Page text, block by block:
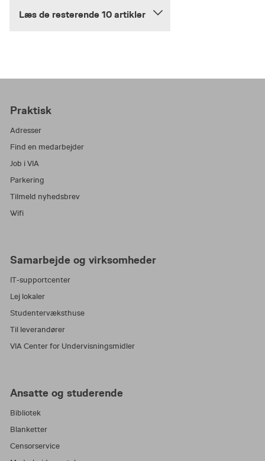
Læs de resterende 10 artikler
Praktisk
Adresser
Find en medarbejder
Job i VIA
Parkering
Tilmeld nyhedsbrev
Wifi
Samarbejde og virksomheder
IT-supportcenter
Lej lokaler
Studentervæksthuse
Til leverandører
VIA Center for Undervisningsmidler
Ansatte og studerende
Bibliotek
Blanketter
Censorservice